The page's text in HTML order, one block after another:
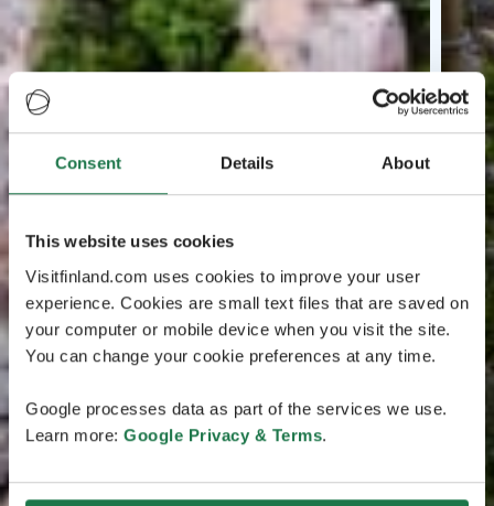
Consent Details About
This website uses cookies
Visitfinland.com uses cookies to improve your user
experience. Cookies are small text files that are saved on
your computer or mobile device when you visit the site.
You can change your cookie preferences at any time.
Google processes data as part of the services we use.
Learn more: Google Privacy & Terms.